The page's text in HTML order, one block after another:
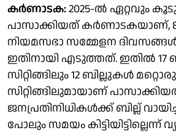
കര്‍ണാടക:2025-ല്‍ ഏറ്റവും
പാസാക്കിയത് കര്‍ണാടകയാണ്,
നിയമസഭാ സമ്മേളന
ഇതിനായി എടുത്തത്. ഇതില്‍ 17
സിറ്റിങ്ങിലും 12 ബില്ലുകള്‍ മറ്റൊരു
സിറ്റിങ്ങിലുമായാണ്
ജനപ്രതിനിധികള്‍ക്ക് ബില്ല്
പോലും സമയം കിട്ടിയിട്ടില്ലെന്ന്